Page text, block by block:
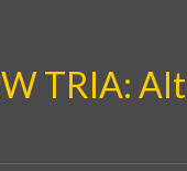
TRIA: